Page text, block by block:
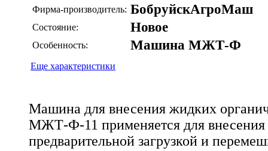
Фирма-производитель: БобруйскАгроМаш
Состояние: Новое
Особенность: Машина МЖТ-Ф
Еще характеристики
Машина для внесения жидких
МЖТ-Ф-11 применяется для внесения
предварительной загрузкой и